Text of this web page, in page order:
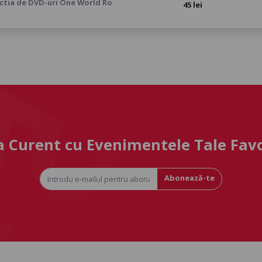
de DVD-uri One World Ro 45 lei
Curent cu Evenimentele Tale
Abonează-te